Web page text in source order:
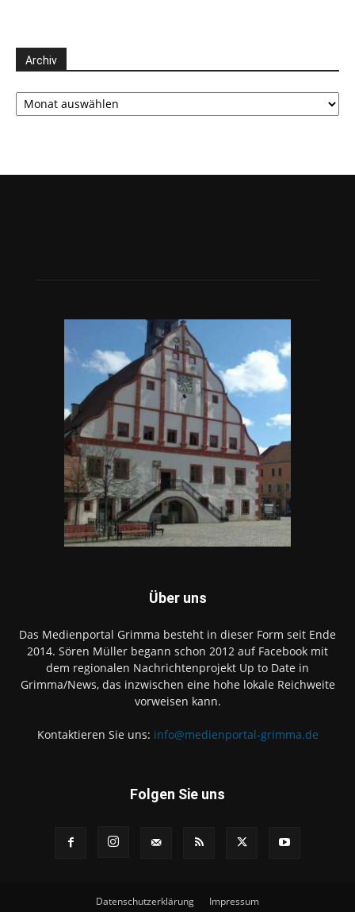
Archiv
Archiv
Über uns
Das Medienportal Grimma besteht in dieser Form seit Ende
2014. Sören Müller begann schon 2012 auf Facebook mit
dem regionalen Nachrichtenprojekt Up to Date in
Grimma/News, das inzwischen eine hohe lokale Reichweite
vorweisen kann.
Kontaktieren Sie uns: info@medienportal-grimma.de
Folgen Sie uns
Datenschutzerklärung Impressum